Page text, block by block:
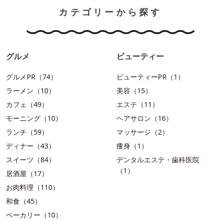
カテゴリーから探す
グルメ
グルメPR（74）
ラーメン（10）
カフェ（49）
モーニング（10）
ランチ（59）
ディナー（43）
スイーツ（84）
居酒屋（17）
お肉料理（110）
和食（45）
ベーカリー（10）
ビューティー
ビューティーPR（1）
美容（15）
エステ（11）
ヘアサロン（16）
マッサージ（2）
痩身（1）
デンタルエステ・歯科医院
（1）